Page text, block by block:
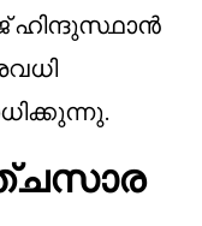
ഹിന്ദുസ്ഥാൻ